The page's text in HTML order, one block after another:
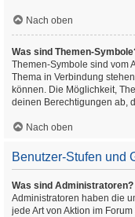
Nach oben
Was sind Themen-
Themen-Symbole sind vom
Thema in Verbindung
können. Die Möglichkeit,
deinen Berechtigungen ab,
Nach oben
Benutzer-Stufen und
Was sind Administratoren?
Administratoren haben die
jede Art von Aktion im